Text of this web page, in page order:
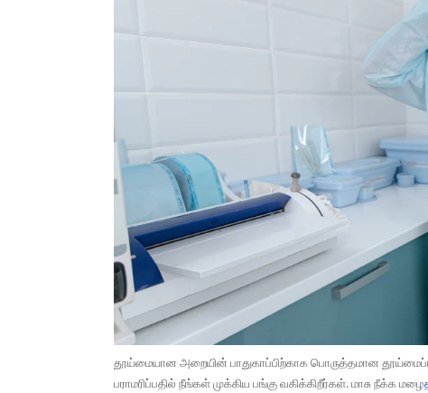
தூய்மையான அறையின் பாதுகாப்பிற்காக பொருத்தமான
பராமரிப்பதில் நீங்கள் முக்கிய பங்கு வகிக்கிறீர்கள். மாசு நீக்க மழை